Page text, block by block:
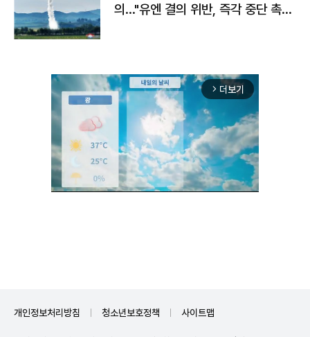
의…"유엔 결의 위반, 즉각 중단 촉
arrow_forward_ios 더보기
개인정보처리방침 청소년보호정책 사이트맵